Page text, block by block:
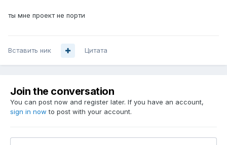
ты мне проект не порти
Вставить ник Цитата
Join the conversation
You can post now and register later. If you have an account,
sign in now to post with your account.